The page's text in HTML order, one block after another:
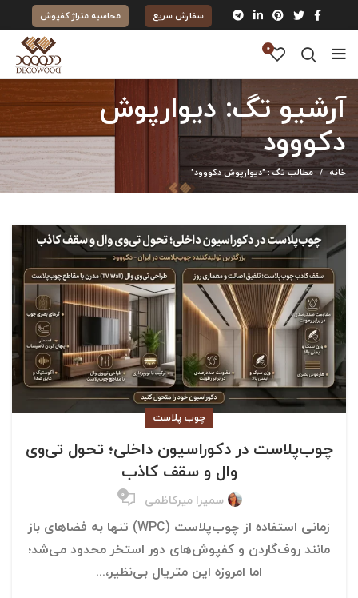
سفارش سریع محاسبه متراژ کفپوش
0
آرشیو تگ: دیوارپوش
دکووود
خانه مطالب تگ : "دیوارپوش دکووود"
چوب پلاست
چوب‌پلاست در دکوراسیون داخلی؛ تحول تی‌وی
وال و سقف کاذب
سمیرا میرکاظمی ۰
زمانی استفاده از چوب‌پلاست (WPC) تنها به فضاهای باز
مانند روف‌گاردن و کفپوش‌های دور استخر محدود می‌شد؛
اما امروزه این متریال بی‌نظیر،...